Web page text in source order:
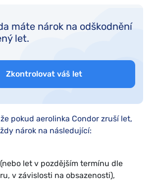
máte nárok na odškodnění
let.
Zkontrolovat váš let
pokud aerolinka Condor zruší let,
nárok na následující:
let v pozdějším termínu dle
v závislosti na obsazenosti),